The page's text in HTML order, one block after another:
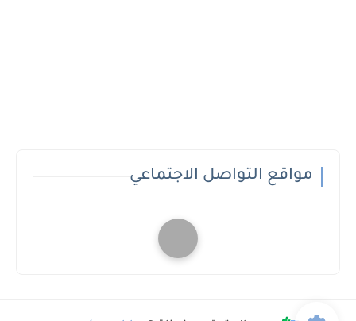
مواقع التواصل الاجتماعي